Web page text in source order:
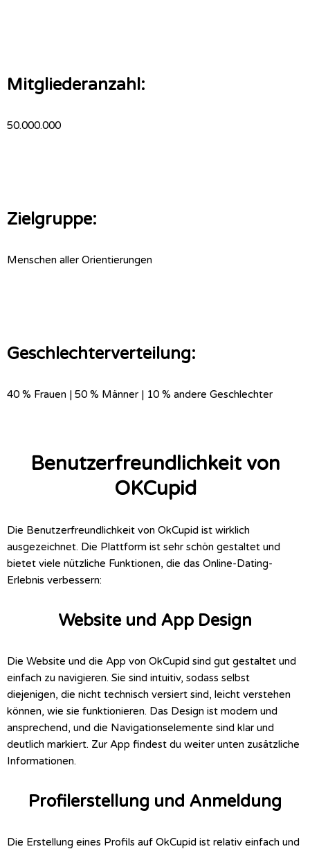
Mitgliederanzahl:
50.000.000
Zielgruppe:
Menschen aller Orientierungen
Geschlechterverteilung:
40 % Frauen | 50 % Männer | 10 % andere Geschlechter
Benutzerfreundlichkeit von
OKCupid
Die Benutzerfreundlichkeit von OkCupid ist wirklich
ausgezeichnet. Die Plattform ist sehr schön gestaltet und
bietet viele nützliche Funktionen, die das Online-Dating-
Erlebnis verbessern:
Website und App Design
Die Website und die App von OkCupid sind gut gestaltet und
einfach zu navigieren. Sie sind intuitiv, sodass selbst
diejenigen, die nicht technisch versiert sind, leicht verstehen
können, wie sie funktionieren. Das Design ist modern und
ansprechend, und die Navigationselemente sind klar und
deutlich markiert. Zur App findest du weiter unten zusätzliche
Informationen.
Profilerstellung und Anmeldung
Die Erstellung eines Profils auf OkCupid ist relativ einfach und